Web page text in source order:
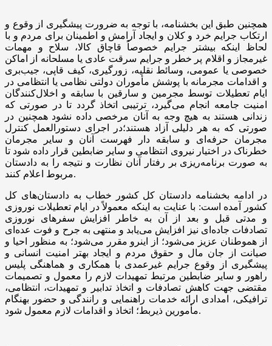
همچنین طبق این بخشنامه، با توجه به ضرورت پیشگیری از وقوع و
ارتکاب جرایم خرد و کلان و ایجاد آرامش و اطمینان برای مردم و با
لحاظ اینکه بیشتر جرایم خصوصاً قاچاق کالا، سلاح و مهمات
غیرمجاز و اقلام پر خطر و جرایم سرقت عادی یا مسلحانه از اماکن
خصوصی یا عمومی، وسائط نقلیه، زورگیری، کیف قاپی، جیب‌بری
و اقدامات مجرمانه با پوشش مأموران دولتی نظامی یا انتظامی در
ایام تعطیلات توسط مجرمین و سارقین با سابقه و اخلال‌کنندگان
امنیت جامعه انجام می‌گیرد، ترتیبی اتخاذ گردد تا در صورتی که
زندانی هستند به هیچ وجه به آنان مرخصی داده نشود همچنین در
صورتی که به هر دلیلی آزاد هستند؛در اجرای دستورالعمل کنترل
مجرمان حرفه‌ای و سابقه دار فهرست آنان و سایر مجرمان
خطرناک در اختیار نیروی انتظامی و سایر ضابطین قرار داده شود تا
به صورت برنامه‌ریزی بر رفتار آنان نظارت و نتیجه را به دادستان
مربوط اعلام کنند.
در ادامه بخشنامه دادستان کل کشور خطاب به دادستان‌های کل
کشور آمده است: با عنایت به اینکه معمولاً در ایام تعطیلات نوروزی
و مدتی قبل و بعد از آن به خاطر افزایش سفرهای نوروزی
تصادفات جاده‌ای نیز افزایش می‌یابد و منتهی به جرح و فوت عده‌ای
از هموطنان عزیز می‌شود؛ از اینرو مقرر می‌شود؛ به منظور احیا و
صیانت از جان مال و حقوق مردم و ایجاد بهتر امنیت انسانی و
پیشگیری از وقوع جرایم غیرعمدی با همکاری و هماهنگی پلیس
راهور و سایر ضابطین مرتبط تمهیدات لازم را معمول و تصمیمات
مقتضی جهت کاهش تصادفات و اتخاذ تدابیر و تمهیدات، انتظامی،
ترافیکی، امدادی ارائه خدمات راهنمایی و رانندگی و حضور بهنگام
مأمورین ذیربط؛ اتخاذ و اقدامات لازم معمول شود.